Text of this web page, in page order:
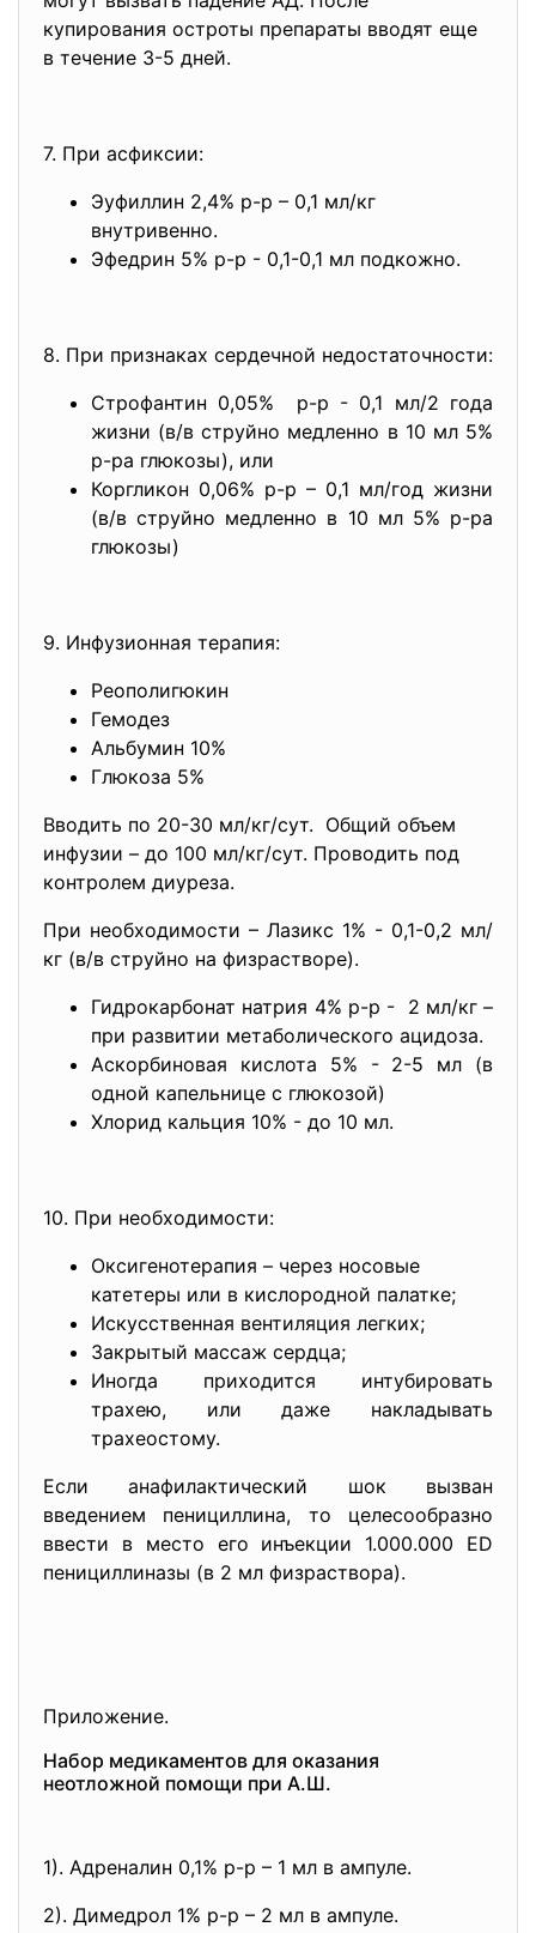
купирования остроты препараты вводят еще
в течение 3-5 дней.
7. При асфиксии:
Эуфиллин 2,4% р-р – 0,1 мл/кг
внутривенно.
Эфедрин 5% р-р - 0,1-0,1 мл подкожно.
8. При признаках сердечной недостаточности:
Строфантин 0,05% р-р - 0,1 мл/2 года
жизни (в/в струйно медленно в 10 мл 5%
р-ра глюкозы), или
Коргликон 0,06% р-р – 0,1 мл/год жизни
(в/в струйно медленно в 10 мл 5% р-ра
глюкозы)
9. Инфузионная терапия:
Реополигюкин
Гемодез
Альбумин 10%
Глюкоза 5%
Вводить по 20-30 мл/кг/сут. Общий объем
инфузии – до 100 мл/кг/сут. Проводить под
контролем диуреза.
При необходимости – Лазикс 1% - 0,1-0,2 мл/
кг (в/в струйно на физрастворе).
Гидрокарбонат натрия 4% р-р - 2 мл/кг –
при развитии метаболического ацидоза.
Аскорбиновая кислота 5% - 2-5 мл (в
одной капельнице с глюкозой)
Хлорид кальция 10% - до 10 мл.
10. При необходимости:
Оксигенотерапия – через носовые
катетеры или в кислородной палатке;
Искусственная вентиляция легких;
Закрытый массаж сердца;
Иногда приходится интубировать
трахею, или даже накладывать
трахеостому.
Если анафилактический шок вызван
введением пенициллина, то целесообразно
ввести в место его инъекции 1.000.000 ED
пенициллиназы (в 2 мл физраствора).
Приложение.
Набор медикаментов для оказания
неотложной помощи при А.Ш.
1). Адреналин 0,1% р-р – 1 мл в ампуле.
2). Димедрол 1% р-р – 2 мл в ампуле.